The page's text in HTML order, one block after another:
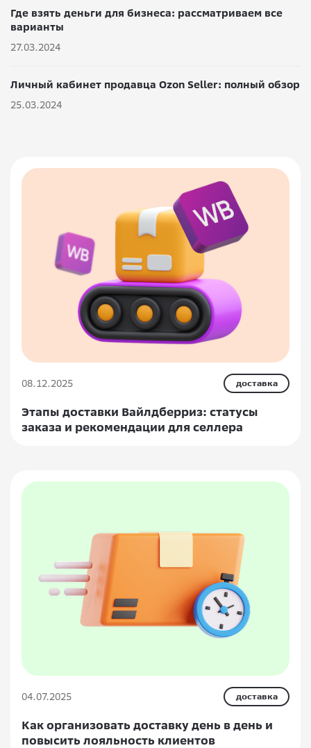
Где взять деньги для бизнеса: рассматриваем все
варианты
27.03.2024
Личный кабинет продавца Ozon Seller: полный обзор
25.03.2024
08.12.2025 доставка
Этапы доставки Вайлдберриз: статусы
заказа и рекомендации для селлера
04.07.2025 доставка
Как организовать доставку день в день и
повысить лояльность клиентов